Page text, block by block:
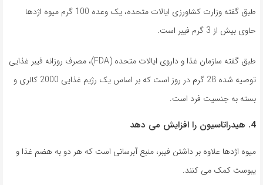
طبق گفته وزارت کشاورزی ایالات متحده، یک وعده 100 گرم میوه اژدها
حاوی بیش از 3 گرم فیبر است.
طبق گفته سازمان غذا و داروی ایالات متحده (FDA)، مصرف روزانه فیبر غذایی
توصیه شده 28 گرم در روز است که بر اساس یک رژیم غذایی 2000 کالری و
بسته به جنسیت فرد است.
4. هیدراتاسیون را افزایش می دهد
میوه اژدها علاوه بر داشتن فیبر، منبع آبرسانی است که هر دو به هضم غذا و
یبوست کمک می کنند.